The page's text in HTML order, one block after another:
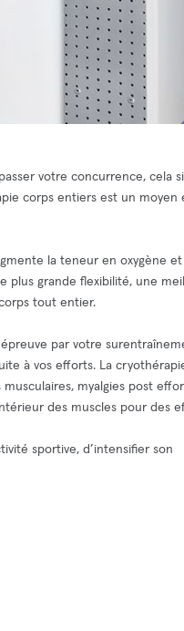
votre concurrence, cela
corps entiers est un moyen
la teneur en oxygène et
plus grande flexibilité, une
tout entier.
par votre
à vos efforts. La
myalgies post
des muscles pour des
sportive, d’intensifier son